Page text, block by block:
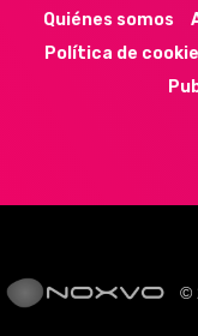
Quiénes somos
Política de
©